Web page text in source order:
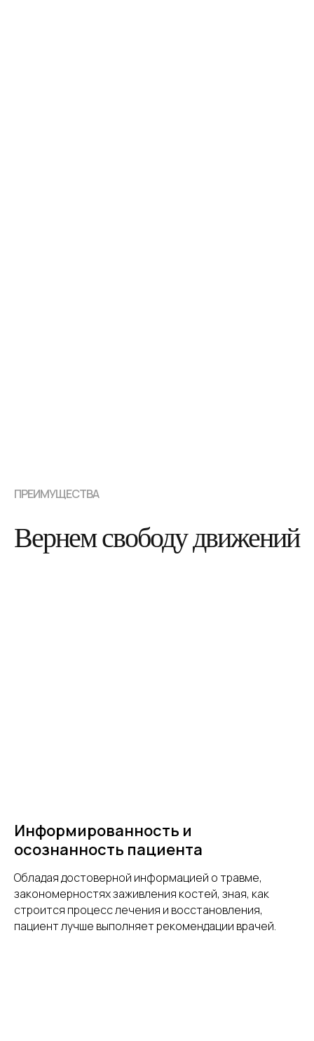
ПРЕИМУЩЕСТВА
Вернем свободу движений
Информированность и
осознанность пациента
Обладая достоверной информацией о травме,
закономерностях заживления костей, зная, как
строится процесс лечения и восстановления,
пациент лучше выполняет рекомендации врачей.